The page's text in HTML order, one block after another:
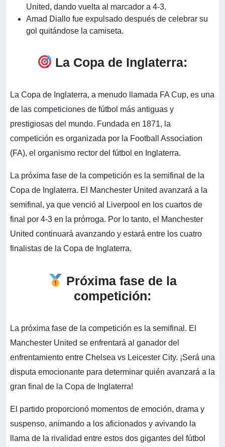
United, dando vuelta al marcador a 4-3.
Amad Diallo fue expulsado después de celebrar su
gol quitándose la camiseta.
La Copa de Inglaterra:
La Copa de Inglaterra, a menudo llamada FA Cup, es una
de las competiciones de fútbol más antiguas y
prestigiosas del mundo. Fundada en 1871, la
competición es organizada por la Football Association
(FA), el organismo rector del fútbol en Inglaterra.
La próxima fase de la competición es la semifinal de la
Copa de Inglaterra. El Manchester United avanzará a la
semifinal, ya que venció al Liverpool en los cuartos de
final por 4-3 en la prórroga. Por lo tanto, el Manchester
United continuará avanzando y estará entre los cuatro
finalistas de la Copa de Inglaterra.
Próxima fase de la
competición:
La próxima fase de la competición es la semifinal. El
Manchester United se enfrentará al ganador del
enfrentamiento entre Chelsea vs Leicester City. ¡Será una
disputa emocionante para determinar quién avanzará a la
gran final de la Copa de Inglaterra!
El partido proporcionó momentos de emoción, drama y
suspenso, animando a los aficionados y avivando la
llama de la rivalidad entre estos dos gigantes del fútbol